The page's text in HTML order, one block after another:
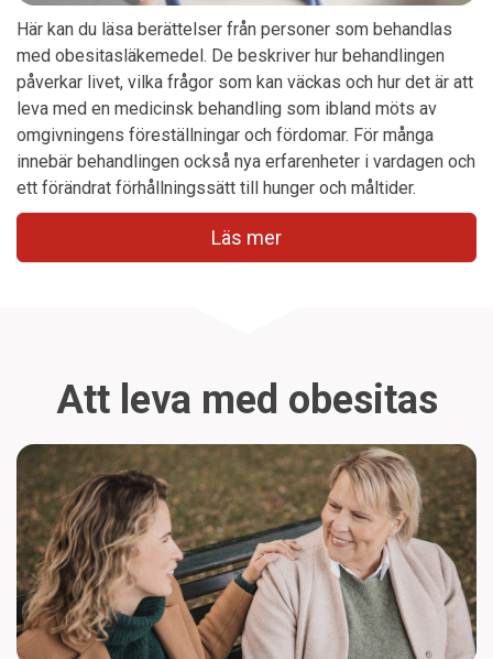
Här kan du läsa berättelser från personer som behandlas
med obesitasläkemedel. De beskriver hur behandlingen
påverkar livet, vilka frågor som kan väckas och hur det är att
leva med en medicinsk behandling som ibland möts av
omgivningens föreställningar och fördomar. För många
innebär behandlingen också nya erfarenheter i vardagen och
ett förändrat förhållningssätt till hunger och måltider.
Läs mer
Att leva med obesitas